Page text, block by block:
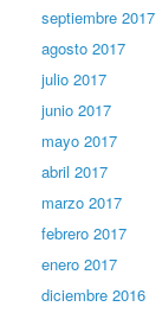
septiembre 2017
agosto 2017
julio 2017
junio 2017
mayo 2017
abril 2017
marzo 2017
febrero 2017
enero 2017
diciembre 2016